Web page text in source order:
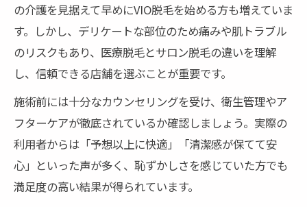
の介護を見据えて早めにVIO脱毛を始める方も増えていま
す。しかし、デリケートな部位のため痛みや肌トラブル
のリスクもあり、医療脱毛とサロン脱毛の違いを理解
し、信頼できる店舗を選ぶことが重要です。
施術前には十分なカウンセリングを受け、衛生管理やア
フターケアが徹底されているか確認しましょう。実際の
利用者からは「予想以上に快適」「清潔感が保てて安
心」といった声が多く、恥ずかしさを感じていた方でも
満足度の高い結果が得られています。